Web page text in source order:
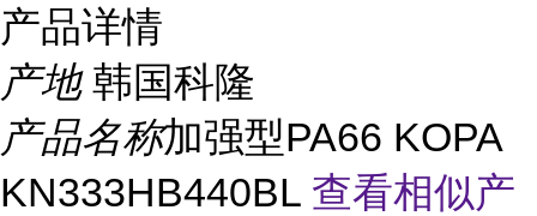
产品详情
产地 韩国科隆
产品名称加强型PA66 KOPA
KN333HB440BL 查看相似产